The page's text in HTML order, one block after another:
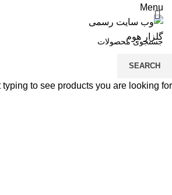
Menu
SEARCH
typing to see products you are looking for.